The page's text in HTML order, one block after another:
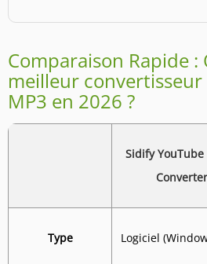
Comparaison Rapide :
meilleur convertisseur
MP3 en 2026 ?
Sidify
Converter
Type Logiciel